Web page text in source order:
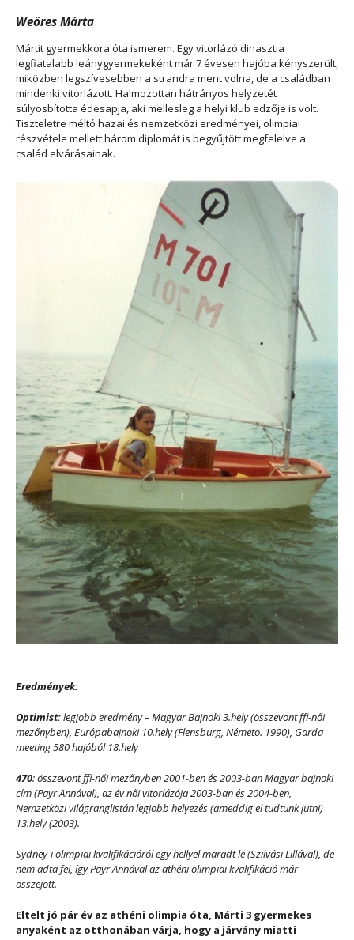
Weöres Márta
Mártit gyermekkora óta ismerem. Egy vitorlázó dinasztia
legfiatalabb leánygyermekeként már 7 évesen hajóba kényszerült,
miközben legszívesebben a strandra ment volna, de a családban
mindenki vitorlázott. Halmozottan hátrányos helyzetét
súlyosbította édesapja, aki mellesleg a helyi klub edzője is volt.
Tiszteletre méltó hazai és nemzetközi eredményei, olimpiai
részvétele mellett három diplomát is begyűjtött megfelelve a
család elvárásainak.
Eredmények:
Optimist:legjobb eredmény – Magyar Bajnoki 3.hely (összevont ffi-női
mezőnyben), Európabajnoki 10.hely (Flensburg, Németo. 1990), Garda
meeting 580 hajóból 18.hely
470: összevont ffi-női mezőnyben 2001-ben és 2003-ban Magyar bajnoki
cím (Payr Annával), az év női vitorlázója 2003-ban és 2004-ben,
Nemzetközi világranglistán legjobb helyezés (ameddig el tudtunk jutni)
13.hely (2003).
Sydney-i olimpiai kvalifikációról egy hellyel maradt le (Szilvási Lillával), de
nem adta fel, így Payr Annával az athéni olimpiai kvalifikáció már
összejött.
Eltelt jó pár év az athéni olimpia óta, Márti 3 gyermekes
anyaként az otthonában várja, hogy a járvány miatti